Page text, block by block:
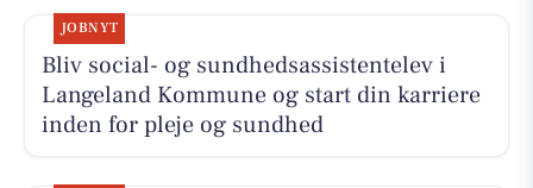
JOBNYT
Bliv social- og sundhedsassistentelev i
Langeland Kommune og start din karriere
inden for pleje og sundhed